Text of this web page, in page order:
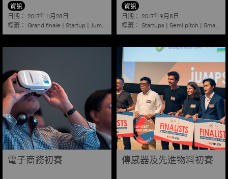
資訊
日期： 2017年11月28日
標籤： Grand finale | Startup | Jumpstarter |Hkcec
資訊
日期： 2017年9月8日
標籤： Startups | Semi pitch | Smart city
電子商務初賽 傳感器及先進物料初賽